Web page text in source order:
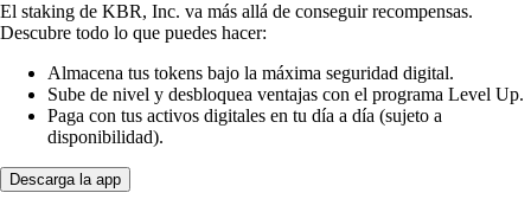
El staking de KBR, Inc. va más allá de conseguir recompensas.
Descubre todo lo que puedes hacer:
Almacena tus tokens bajo la máxima seguridad digital.
Sube de nivel y desbloquea ventajas con el programa Level Up.
Paga con tus activos digitales en tu día a día (sujeto a
disponibilidad).
Descarga la app